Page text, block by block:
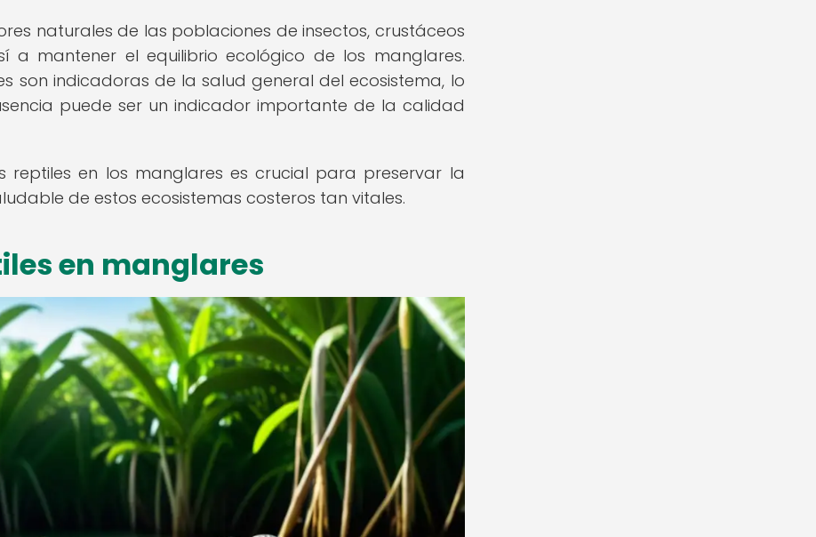
naturales de las poblaciones de insectos, crustáceos
a mantener el equilibrio ecológico de los manglares.
son indicadoras de la salud general del ecosistema, lo
puede ser un indicador importante de la calidad
reptiles en los manglares es crucial para preservar la
de estos ecosistemas costeros tan vitales.
en manglares